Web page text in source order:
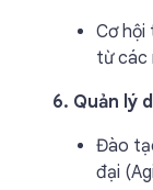
Cơ hội
từ các
6. Quản lý
Đào
đại